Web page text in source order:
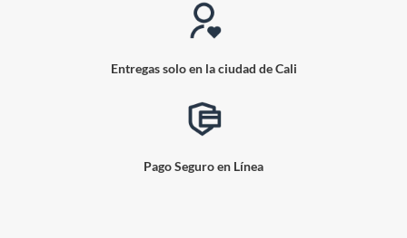
Entregas solo en la ciudad de Cali
Pago Seguro en Línea